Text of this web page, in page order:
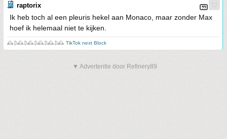
raptorix
Ik heb toch al een pleuris hekel aan Monaco, maar zonder Max
hoef ik helemaal niet te kijken.
🕰️₿🕰️₿🕰️₿🕰️₿🕰️₿🕰️ TikTok next Block
▼ Advertentie door Refinery89